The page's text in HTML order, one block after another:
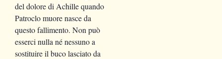
del dolore di Achille quando
Patroclo muore nasce da
questo fallimento. Non può
esserci nulla né nessuno a
sostituire il buco lasciato da